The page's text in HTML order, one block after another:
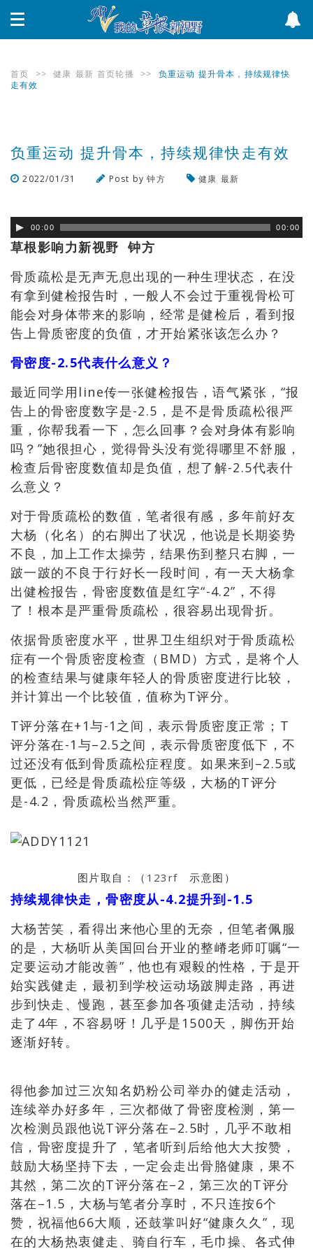
首页 >> 健康 最新 首页轮播 >>
负重运动 提升骨本，持续规律快
走有效
负重运动 提升骨本，持续规律快走有效
2022/01/31 Post by钟方 健康 最新
00:00 00:00
草根影响力新视野 钟方
骨质疏松是无声无息出现的一种生理状态 ，在没
有拿到健检报告时，一般人不会过于重视骨松可
能会对身体带来的影响，经常是健检后，看到报
告上骨质密度的负值，才开始紧张该怎么办？
骨密度-2.5代表什么意义？
最近同学用line传一张健检报告，语气紧张，“报
告上的骨密度数字是-2.5，是不是骨质疏松很严
重，你帮我看一下，怎么回事？会对身体有影响
吗？”她很担心，觉得骨头没有觉得哪里不舒服，
检查后骨密度数值却是负值，想了解-2.5代表什
么意义？
对于骨质疏松的数值 ，笔者很有感 ，多年前好友
大杨（化名）的右脚出了状况 ，他说是长期姿势
不良 ， 加上工作太操劳 ，结果伤到整只右脚 ，一
跛一跛的不良于行好长一段时间，有一天大杨拿
出健检报告，骨密度数值是红字“-4.2”，不得
了！根本是严重骨质疏松，很容易出现骨折。
依据骨质密度水平，世界卫生组织对于骨质疏松
症有一个骨质密度检查（BMD）方式，是将个人
的检查结果与健康年轻人的骨质密度进行比较，
并计算出一个比较值，值称为T评分。
T评分落在+1与-1之间，表示骨质密度正常；T
评分落在-1与–2.5之间，表示骨质密度低下，不
过还没有低到骨质疏松症程度。如果来到–2.5或
更低，已经是骨质疏松症等级，大杨的T评分
是-4.2，骨质疏松当然严重。
图片取自：（ 123rf 示意图）
持续规律快走，骨密度从-4.2提升到-1.5
大杨苦笑，看得出来他心里的无奈，但笔者佩服
的是，大杨听从美国回台开业的整嵴老师叮嘱“一
定要运动才能改善”，他也有艰毅的性格，于是开
始实践健走，最初到学校运动场跛脚走路，再进
步到快走、慢跑，甚至参加各项健走活动，持续
走了4年，不容易呀！几乎是1500天，脚伤开始
逐渐好转。
得他参加过三次知名奶粉公司举办的健走活动，
连续举办好多年，三次都做了骨密度检测，第一
次检测员跟他说T评分落在–2.5时，几乎不敢相
信，骨密度提升了，笔者听到后给他大大按赞，
鼓励大杨坚持下去，一定会走出骨胳健康，果不
其然，第二次的T评分落在–2，第三次的T评分
落在–1.5，大杨与笔者分享时，不只连按6个
赞，祝福他66大顺，还鼓掌叫好“健康久久”，现
在的大杨热衷健走、骑自行车，毛巾操、各式伸